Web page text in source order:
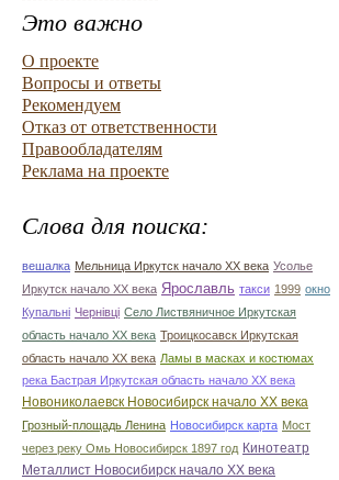
Это важно
О проекте
Вопросы и ответы
Рекомендуем
Отказ от ответственности
Правообладателям
Реклама на проекте
Слова для поиска:
вешалка Мельница Иркутск начало ХХ века Усолье
Иркутск начало ХХ века Ярославль такси 1999 окно
Купальні Чернівці Село Листвяничное Иркутская
область начало ХХ века Троицкосавск Иркутская
область начало ХХ века Ламы в масках и костюмах
река Бастрая Иркутская область начало ХХ века
Новониколаевск Новосибирск начало ХХ века
Грозный-площадь Ленина Новосибирск карта Мост
через реку Омь Новосибирск 1897 год Кинотеатр
Металлист Новосибирск начало ХХ века